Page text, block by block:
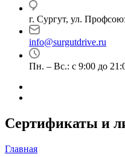
г. Сургут, ул.
info@surgutdrive.ru
Пн. – Вс.: с 9:00 до
Сертификаты и
Главная